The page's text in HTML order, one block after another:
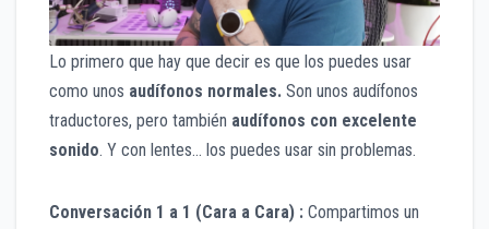
Lo primero que hay que decir es que los puedes usar
como unos audífonos normales. Son unos audífonos
traductores, pero también audífonos con excelente
sonido. Y con lentes… los puedes usar sin problemas.
Conversación 1 a 1 (Cara a Cara) : Compartimos un